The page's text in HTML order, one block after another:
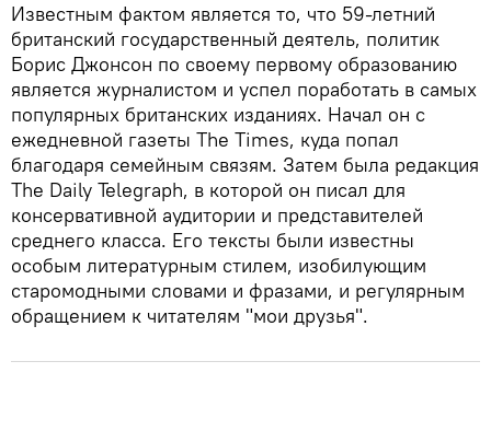
Известным фактом является то, что 59-летний
британский государственный деятель, политик
Борис Джонсон по своему первому образованию
является журналистом и успел поработать в самых
популярных британских изданиях. Начал он с
ежедневной газеты The Times, куда попал
благодаря семейным связям. Затем была редакция
The Daily Telegraph, в которой он писал для
консервативной аудитории и представителей
среднего класса. Его тексты были известны
особым литературным стилем, изобилующим
старомодными словами и фразами, и регулярным
обращением к читателям "мои друзья".